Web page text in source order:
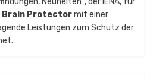
Brain Protectormit einer
Leistungen zum Schutz der